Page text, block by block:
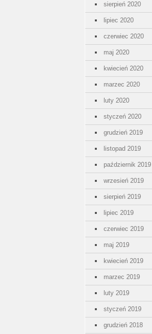
sierpień 2020
lipiec 2020
czerwiec 2020
maj 2020
kwiecień 2020
marzec 2020
luty 2020
styczeń 2020
grudzień 2019
listopad 2019
październik 2019
wrzesień 2019
sierpień 2019
lipiec 2019
czerwiec 2019
maj 2019
kwiecień 2019
marzec 2019
luty 2019
styczeń 2019
grudzień 2018